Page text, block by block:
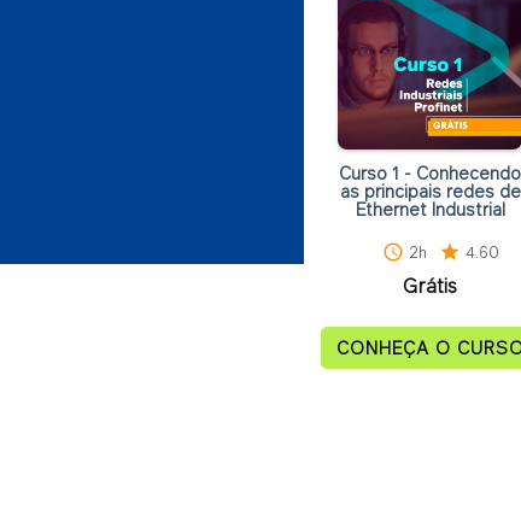
Curso 1 - Conhecendo
as principais redes de
Ethernet Industrial
schedule 2h star 4.60
Grátis
CONHEÇA O